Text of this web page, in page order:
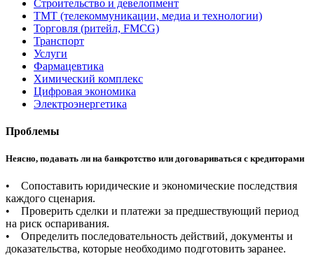
Строительство и девелопмент
ТМТ (телекоммуникации, медиа и технологии)
Торговля (ритейл, FMCG)
Транспорт
Услуги
Фармацевтика
Химический комплекс
Цифровая экономика
Электроэнергетика
Проблемы
Неясно, подавать ли на банкротство или договариваться с кредиторами
• Сопоставить юридические и экономические последствия
каждого сценария.
• Проверить сделки и платежи за предшествующий период
на риск оспаривания.
• Определить последовательность действий, документы и
доказательства, которые необходимо подготовить заранее.